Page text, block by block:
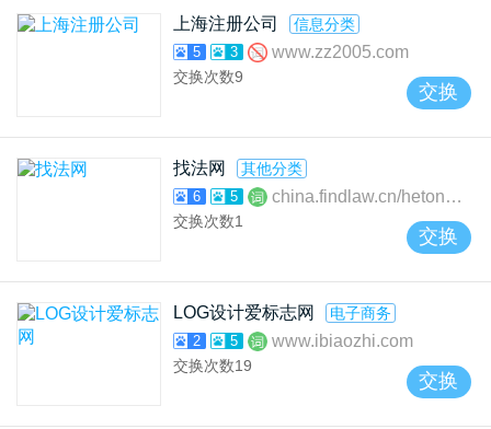
上海注册公司 信息分类
5 3 www.zz2005.com
交换次数9
交换
找法网 其他分类
6 5 china.findlaw.cn/hetongfa
交换次数1
交换
LOG设计爱标志网 电子商务
2 5 www.ibiaozhi.com
交换次数19
交换